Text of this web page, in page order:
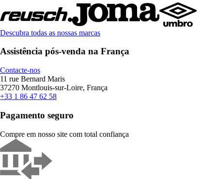
Descubra todas as nossas marcas
Assistência pós-venda na França
Contacte-nos
11 rue Bernard Maris
37270 Montlouis-sur-Loire, França
+33 1 86 47 62 58
Pagamento seguro
Compre em nosso site com total confiança